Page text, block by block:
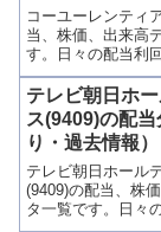
コーユーレンティ
当、株価、出来高
す。日々の配当利
当比較、株価や出
連、高額配当目的
ンスなど、表とグ
やすく掲載、配当
ングも参考に！
テレビ朝日ホ
ス(9409)の配当
り・過去情報）
テレビ朝日ホール
(9409)の配当、株
タ一覧です。日々
り、年間配当比較